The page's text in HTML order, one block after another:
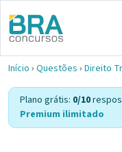
Início › Questões › Direito
Plano grátis: 0/10
Premium ilimitado